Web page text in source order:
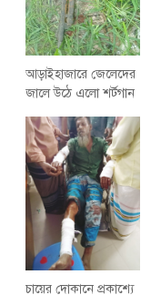
আড়াইহাজারে জেলেদের
জালে উঠে এলো শর্টগান
চায়ের দোকানে প্রকাশ্যে